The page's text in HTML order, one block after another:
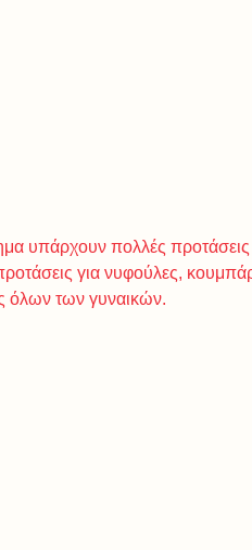
υπάρχουν πολλές προτάσεις
για νυφούλες,
όλων των γυναικών.